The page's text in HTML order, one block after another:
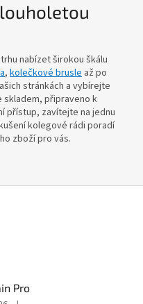
nabízet širokou škálu
, kolečkové brusle až po
stránkách a vybírejte
připraveno k
přístup, zavítejte na jednu
kolegové rádi poradí
zboží pro vás.
Pro